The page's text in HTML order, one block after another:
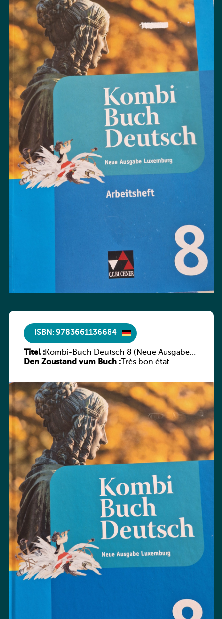
ISBN: 9783661136684
Titel :Kombi-Buch Deutsch 8 (Neue Ausgabe
Luxemburg)
Den Zoustand vum Buch :Très bon état